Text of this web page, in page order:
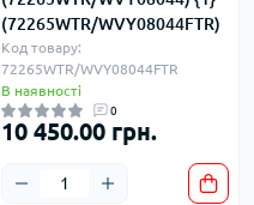
(72265WTR/WVY08044FTR)
Код товару:
72265WTR/WVY08044FTR
В наявності
0
10 450.00 грн.